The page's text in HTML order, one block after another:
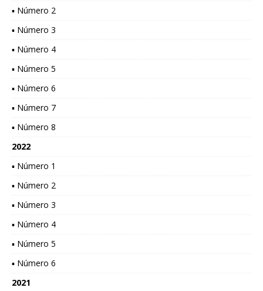
▪ Número 2
▪ Número 3
▪ Número 4
▪ Número 5
▪ Número 6
▪ Número 7
▪ Número 8
2022
▪ Número 1
▪ Número 2
▪ Número 3
▪ Número 4
▪ Número 5
▪ Número 6
2021